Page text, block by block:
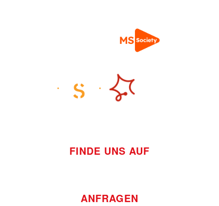
FINDE UNS AUF
ANFRAGEN